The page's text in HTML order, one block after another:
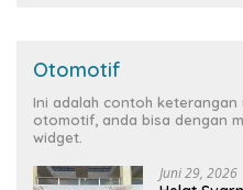
Otomotif
Ini adalah contoh
otomotif, anda bisa dengan
widget.
Juni 29, 2026